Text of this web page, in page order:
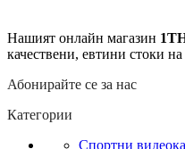
Нашият онлайн магазин
качествени, евтини стоки
Абонирайте се за нас
Категории
Спортни